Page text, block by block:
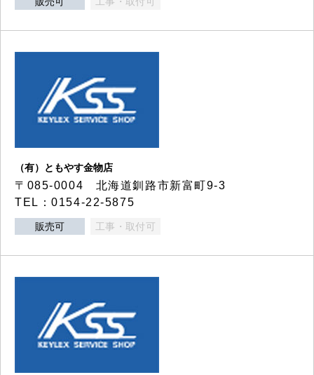
（有）ともやす金物店
〒085-0004 北海道釧路市新富町9-3
TEL：0154-22-5875
販売可 工事・取付可